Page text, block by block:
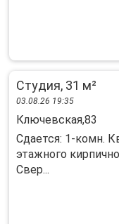
Студия, 31 м²
03.08.26 19:35
Ключевская,83
Сдается: 1-комн.
этажного
Свер...